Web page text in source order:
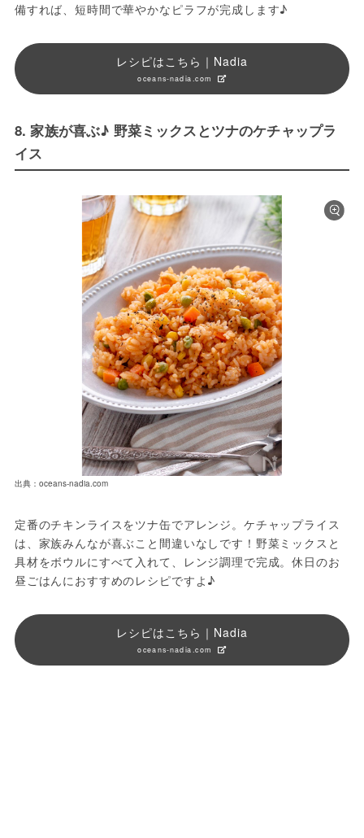
備すれば、短時間で華やかなピラフが完成します♪
レシピはこちら｜Nadia
oceans-nadia.com
8. 家族が喜ぶ♪ 野菜ミックスとツナのケチャップラ
イス
出典：oceans-nadia.com
定番のチキンライスをツナ缶でアレンジ。ケチャップライス
は、家族みんなが喜ぶこと間違いなしです！野菜ミックスと
具材をボウルにすべて入れて、レンジ調理で完成。休日のお
昼ごはんにおすすめのレシピですよ♪
レシピはこちら｜Nadia
oceans-nadia.com